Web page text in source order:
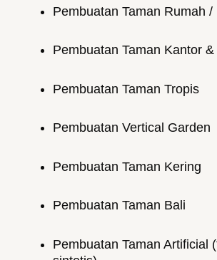
Pembuatan Taman Rumah /
Pembuatan Taman Kantor &
Pembuatan Taman Tropis
Pembuatan Vertical Garden
Pembuatan Taman Kering
Pembuatan Taman Bali
Pembuatan Taman Artificial